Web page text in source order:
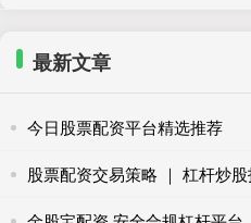
最新文章
今日股票配资平台精选推荐
股票配资交易策略 ｜ 杠杆炒